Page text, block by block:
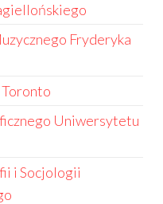
Fryderyka
Uniwersytetu
i Socjologii